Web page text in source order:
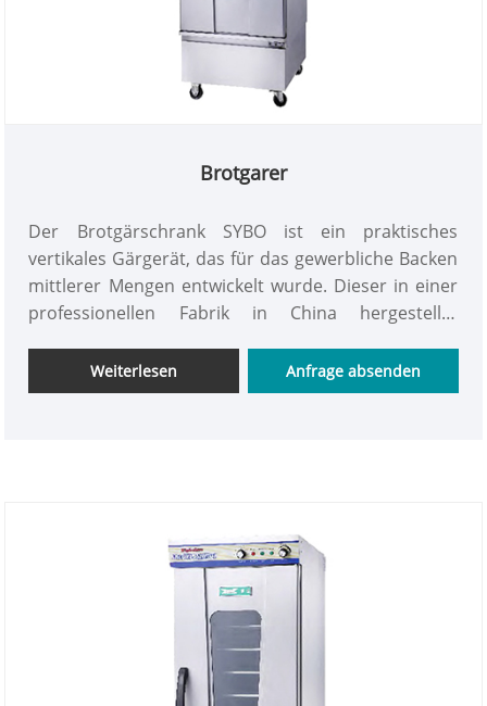
Brotgarer
Der Brotgärschrank SYBO ist ein praktisches
vertikales Gärgerät, das für das gewerbliche Backen
mittlerer Mengen entwickelt wurde. Dieser in einer
professionellen Fabrik in China hergestellte
robuste Konstruktion aus 430-Edelstahl und ein
unabhängiges Doppelheizsystem, das eine stabile
Temperaturbereich von 20 °C bis 60 °C. Durch die
benutzerfreundliche mechanische Bedienung
werden instabile natürliche Gärung und
ungleichmäßige Teigqualität, die bei der täglichen
Bäckereiarbeit häufig vorkommen, wirksam
behoben. Als professioneller Hersteller und
zuverlässiger globaler Lieferant von
Weiterlesen Anfrage absenden